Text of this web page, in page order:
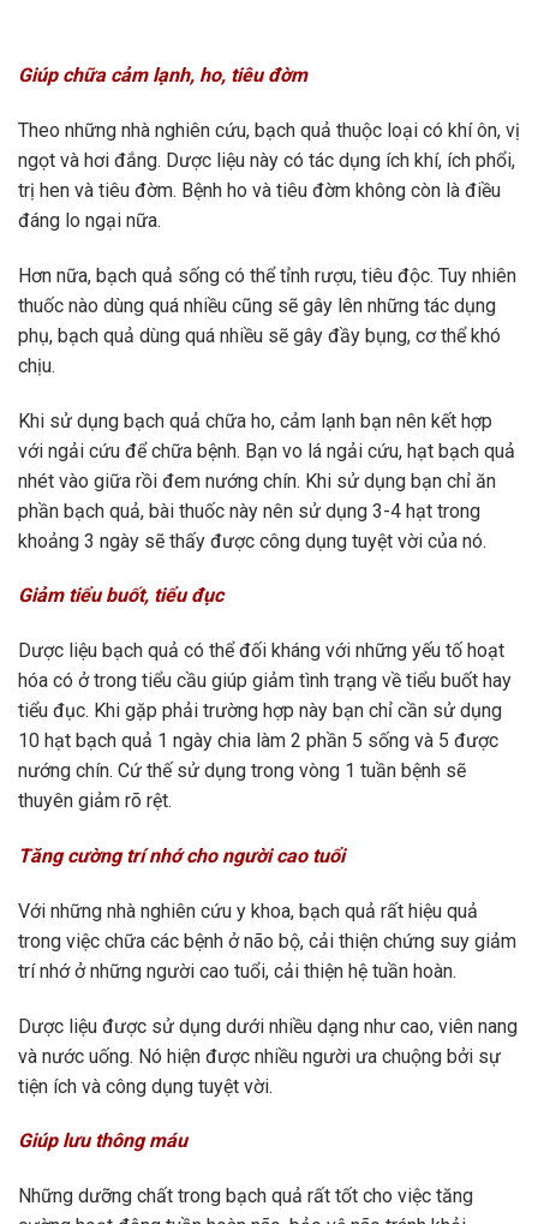
Giúp chữa cảm lạnh, ho, tiêu đờm
Theo những nhà nghiên cứu, bạch quả thuộc loại có khí ôn, vị
ngọt và hơi đắng. Dược liệu này có tác dụng ích khí, ích phổi,
trị hen và tiêu đờm. Bệnh ho và tiêu đờm không còn là điều
đáng lo ngại nữa.
Hơn nữa, bạch quả sống có thể tỉnh rượu, tiêu độc. Tuy nhiên
thuốc nào dùng quá nhiều cũng sẽ gây lên những tác dụng
phụ, bạch quả dùng quá nhiều sẽ gây đầy bụng, cơ thể khó
chịu.
Khi sử dụng bạch quả chữa ho, cảm lạnh bạn nên kết hợp
với ngải cứu để chữa bệnh. Bạn vo lá ngải cứu, hạt bạch quả
nhét vào giữa rồi đem nướng chín. Khi sử dụng bạn chỉ ăn
phần bạch quả, bài thuốc này nên sử dụng 3-4 hạt trong
khoảng 3 ngày sẽ thấy được công dụng tuyệt vời của nó.
Giảm tiểu buốt, tiểu đục
Dược liệu bạch quả có thể đối kháng với những yếu tố hoạt
hóa có ở trong tiểu cầu giúp giảm tình trạng về tiểu buốt hay
tiểu đục. Khi gặp phải trường hợp này bạn chỉ cần sử dụng
10 hạt bạch quả 1 ngày chia làm 2 phần 5 sống và 5 được
nướng chín. Cứ thế sử dụng trong vòng 1 tuần bệnh sẽ
thuyên giảm rõ rệt.
Tăng cường trí nhớ cho người cao tuổi
Với những nhà nghiên cứu y khoa, bạch quả rất hiệu quả
trong việc chữa các bệnh ở não bộ, cải thiện chứng suy giảm
trí nhớ ở những người cao tuổi, cải thiện hệ tuần hoàn.
Dược liệu được sử dụng dưới nhiều dạng như cao, viên nang
và nước uống. Nó hiện được nhiều người ưa chuộng bởi sự
tiện ích và công dụng tuyệt vời.
Giúp lưu thông máu
Những dưỡng chất trong bạch quả rất tốt cho việc tăng